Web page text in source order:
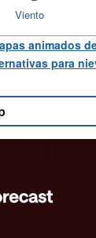
Viento
animados
para